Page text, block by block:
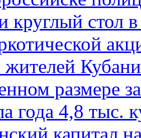
круглый стол
жителей
размере
года 4,8 тыс.
капитал